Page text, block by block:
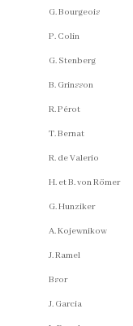
G. Bourgeois
P. Colin
G. Stenberg
B. Grinsson
R. Pérot
T. Bernat
R. de Valerio
H. et B. von Römer
G. Hunziker
A. Kojewnikow
J. Ramel
Bsor
J. Garcia